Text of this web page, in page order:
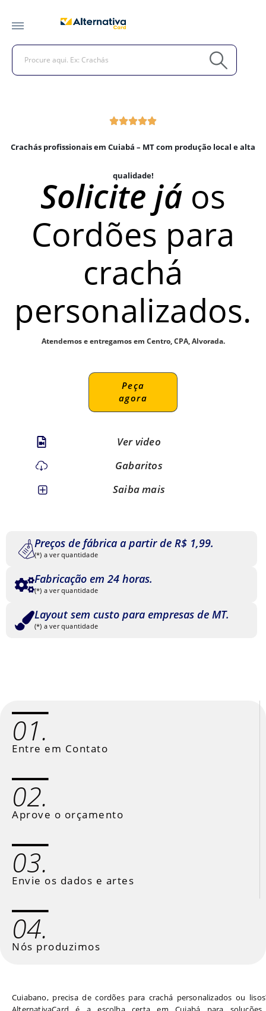
Crachás profissionais em Cuiabá – MT com produção local e alta
qualidade!
Solicite já os
Cordões para
crachá
personalizados.
Atendemos e entregamos em Centro, CPA, Alvorada.
Peça
agora
Ver video
Gabaritos
Saiba mais
Preços de fábrica a partir de R$ 1,99.
(*) a ver quantidade
Fabricação em 24 horas.
(*) a ver quantidade
Layout sem custo para empresas de MT.
(*) a ver quantidade
01.
Entre em Contato
02.
Aprove o orçamento
03.
Envie os dados e artes
04.
Nós produzimos
Cuiabano, precisa de cordões para crachá personalizados ou